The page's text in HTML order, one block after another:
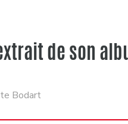
de son
Bodart